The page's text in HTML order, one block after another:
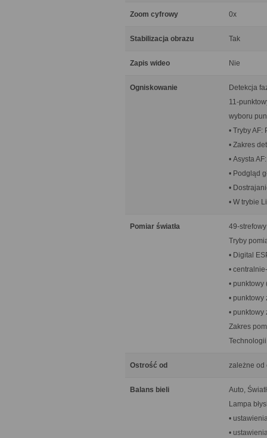
Zoom cyfrowy 0x
Stabilizacja obrazu Tak
Zapis wideo Nie
Ogniskowanie
Detekcja
11-
wyboru
• Tryby AF:
• Zakres
• Asysta
• Podgląd
•
• W trybie
Pomiar światła
49-
Tryby
• Digital
•
• punktowy
• punktowy
• punktowy
Zakres
Ostrość od zależne od
Balans bieli
Auto,
Lampa
•
•